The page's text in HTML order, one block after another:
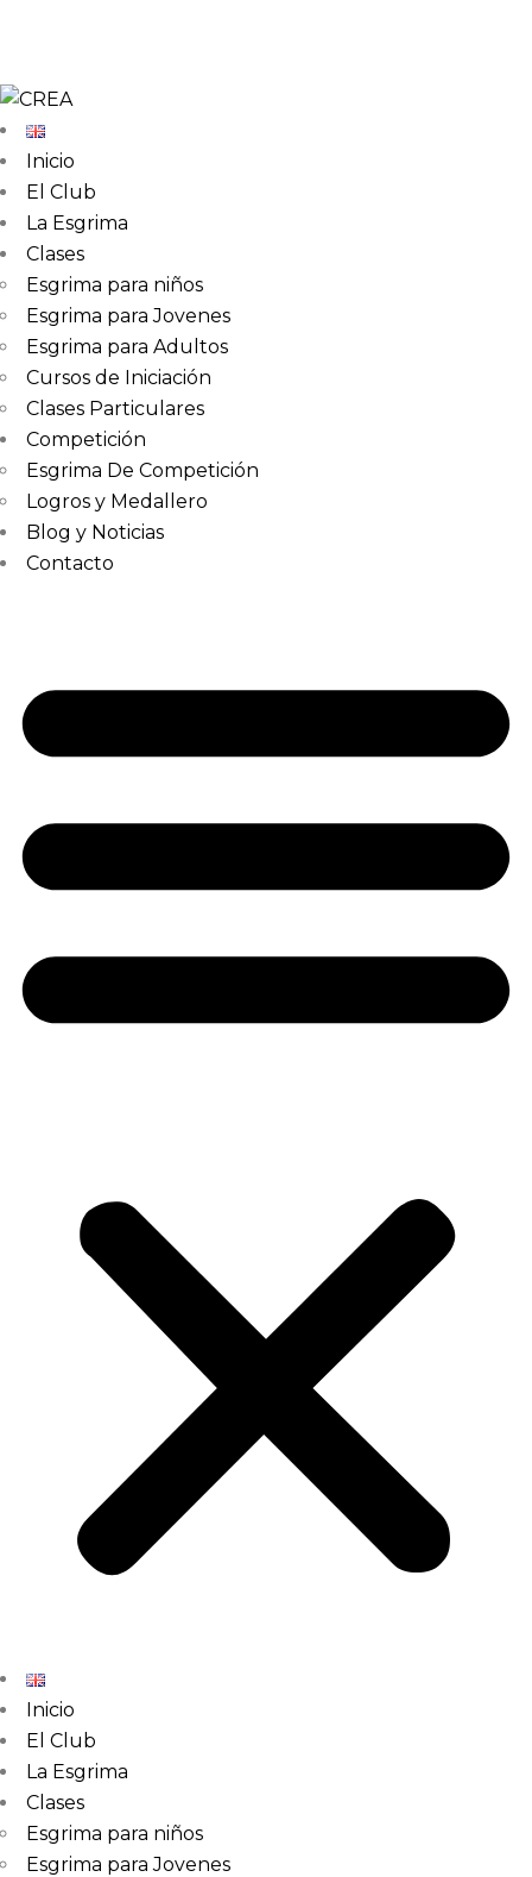
Inicio
El Club
La Esgrima
Clases
Esgrima para niños
Esgrima para Jovenes
Esgrima para Adultos
Cursos de Iniciación
Clases Particulares
Competición
Esgrima De Competición
Logros y Medallero
Blog y Noticias
Contacto
Inicio
El Club
La Esgrima
Clases
Esgrima para niños
Esgrima para Jovenes